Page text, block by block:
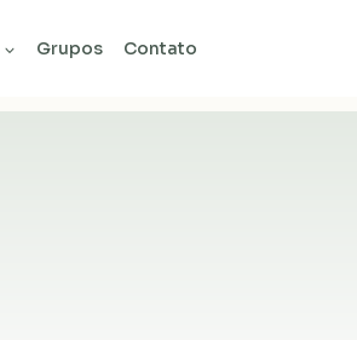
Grupos Contato